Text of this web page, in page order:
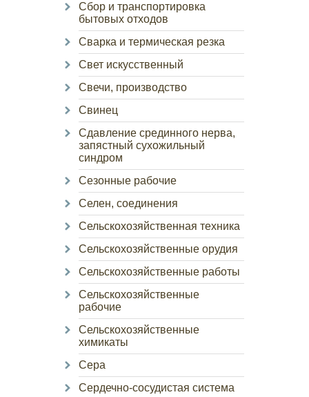
Сбор и транспортировка
бытовых отходов
Сварка и термическая резка
Свет искусственный
Свечи, производство
Свинец
Сдавление срединного нерва,
запястный сухожильный
синдром
Сезонные рабочие
Селен, соединения
Сельскохозяйственная техника
Сельскохозяйственные орудия
Сельскохозяйственные работы
Сельскохозяйственные
рабочие
Сельскохозяйственные
химикаты
Сера
Сердечно-сосудистая система